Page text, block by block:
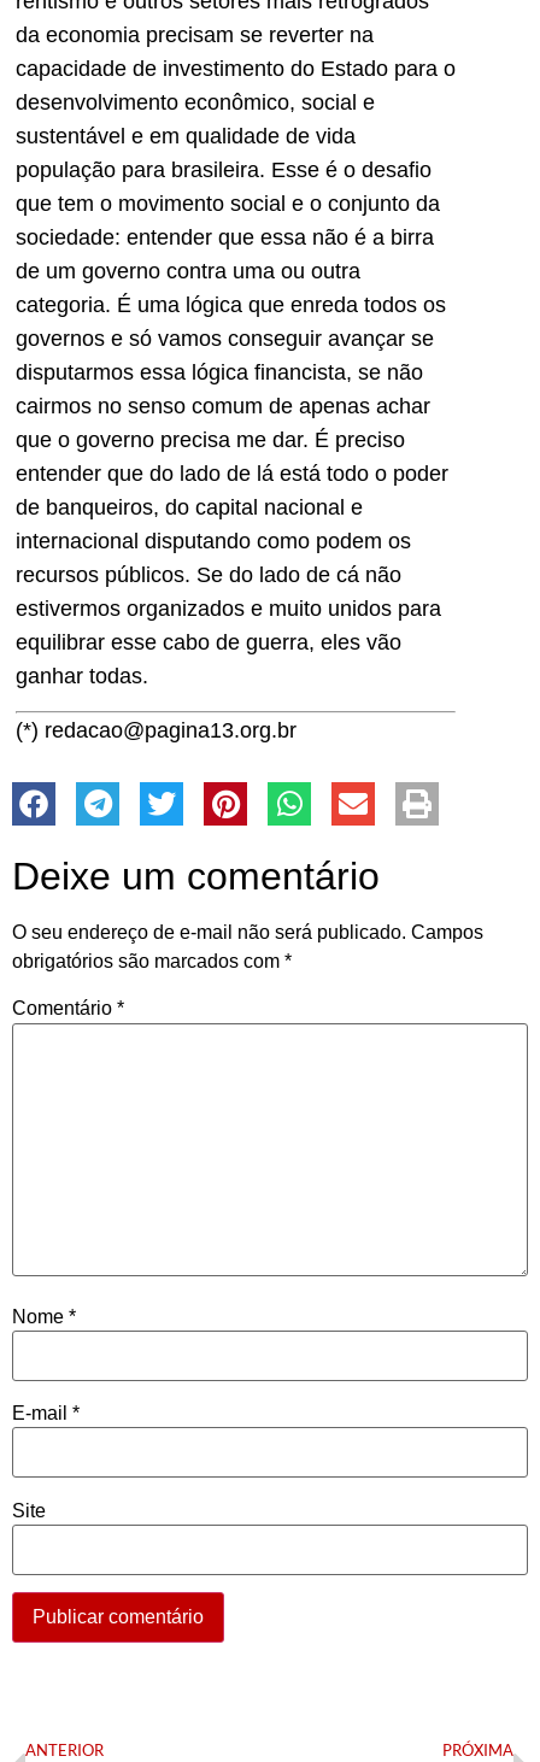
da economia precisam se reverter na
capacidade de investimento do Estado para o
desenvolvimento econômico, social e
sustentável e em qualidade de vida
população para brasileira. Esse é o desafio
que tem o movimento social e o conjunto da
sociedade: entender que essa não é a birra
de um governo contra uma ou outra
categoria. É uma lógica que enreda todos os
governos e só vamos conseguir avançar se
disputarmos essa lógica financista, se não
cairmos no senso comum de apenas achar
que o governo precisa me dar. É preciso
entender que do lado de lá está todo o poder
de banqueiros, do capital nacional e
internacional disputando como podem os
recursos públicos. Se do lado de cá não
estivermos organizados e muito unidos para
equilibrar esse cabo de guerra, eles vão
ganhar todas.
(*) redacao@pagina13.org.br
Deixe um comentário
O seu endereço de e-mail não será publicado. Campos
obrigatórios são marcados com *
Comentário *
Nome *
E-mail *
Site
ANTERIOR PRÓXIMA